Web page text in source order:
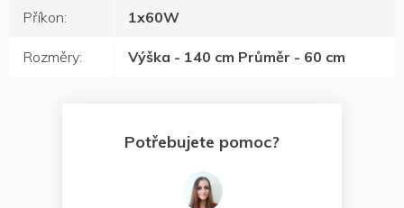
Příkon: 1x60W
Rozměry: Výška - 140 cm Průměr - 60 cm
Potřebujete pomoc?